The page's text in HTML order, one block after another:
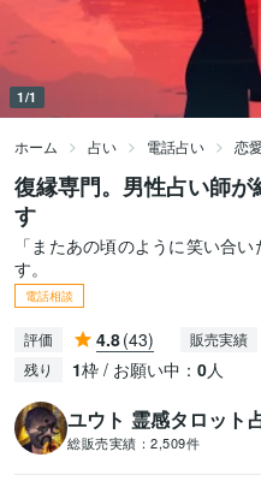
1/1
ホーム 占い 電話占い 恋
復縁専門。男性占い師
す
「またあの頃のように笑い合
す。
電話相談
評価 4.8(43) 販売実績
残り 1枠 / お願い中： 0人
ユウト 霊感タロット
総販売実績： 2,509件